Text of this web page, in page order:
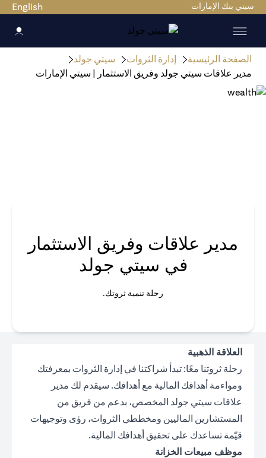
سيتي بنك الإمارات English
الصفحة الرئيسية إدارة الثروات
سيتي جولد
مدير علاقات سيتي جولد وفريق الاستثمار | سيتي الإمارات
مدير علاقات وفريق الاستثمار
في سيتي جولد
رحلة تنمية ثروتك.
العلاقة الذهبية
رحلة ثروتنا معًا: تبدأ شراكتنا في إدارة الثروات بمعرفتك
ومواءمة أهدافك المالية مع أهدافك. سيقدم لك مدير
علاقات سيتي جولد المخصص، بدعم من فريق من
المستشارين الماليين ومخططي الثروات، رؤى وتوجيهات
قيّمة تساعدك على تحقيق أهدافك المالية.
موظف مبيعات الخزانة